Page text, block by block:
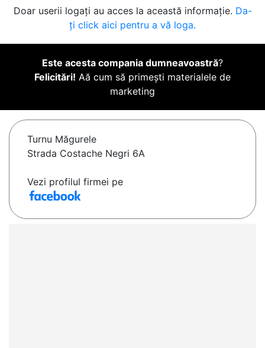
Doar userii logați au acces la această informație. Da-
ți click aici pentru a vă loga.
Este acesta compania dumneavoastră?
Felicitări! Aă cum să primești materialele de
marketing
Turnu Măgurele
Strada Costache Negri 6A
Vezi profilul firmei pe